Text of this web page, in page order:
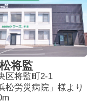
将監
区将監町2-1
松労災病院」様より